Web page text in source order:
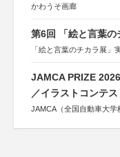
かわうそ画廊
第6回 「絵と言葉の
「絵と言葉のチカラ展」
JAMCA PRIZE
／イラストコンテス
JAMCA（全国自動車大学